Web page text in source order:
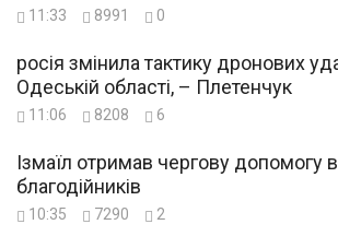
11:33 8991 0
росія змінила тактику дронових
Одеській області, – Плетенчук
11:06 8208 6
Ізмаїл отримав чергову допомогу
благодійників
10:35 7290 2